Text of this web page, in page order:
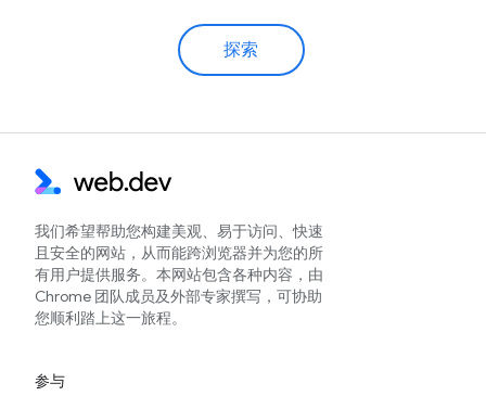
探索
我们希望帮助您构建美观、易于访问、快速
且安全的网站，从而能跨浏览器并为您的所
有用户提供服务。本网站包含各种内容，由
Chrome 团队成员及外部专家撰写，可协助
您顺利踏上这一旅程。
参与